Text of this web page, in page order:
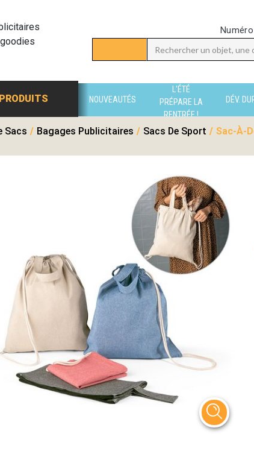
NOUVEAUTÉS
L'ÉTÉ
PRÉPARE LA
RENTRÉE !
DÉV.
Sacs / Bagages Publicitaires / Sacs De Sport / Sac-À-